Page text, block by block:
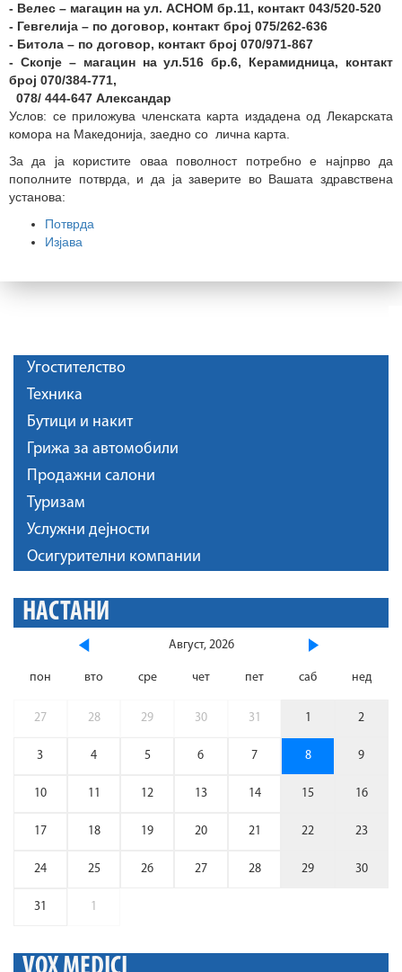
- Велес – магацин на ул. АСНОМ бр.11, контакт 043/520-520
- Гевгелија – по договор, контакт број 075/262-636
- Битола – по договор, контакт број 070/971-867
- Скопје – магацин на ул.516 бр.6, Керамидница, контакт
број 070/384-771,
078/ 444-647 Александар
Услов: се приложува членската карта издадена од Лекарската
комора на Македонија, заедно со лична карта.
За да ја користите оваа поволност потребно е најпрво да
пополните потврда, и да ја заверите во Вашата здравствена
установа:
Потврда
Изјава
Угостителство
Техника
Бутици и накит
Грижа за автомобили
Продажни салони
Туризам
Услужни дејности
Осигурителни компании
НАСТАНИ
Август, 2026
пон вто сре чет пет саб нед
27 28 29 30 31 1 2
3 4 5 6 7 8 9
10 11 12 13 14 15 16
17 18 19 20 21 22 23
24 25 26 27 28 29 30
31 1